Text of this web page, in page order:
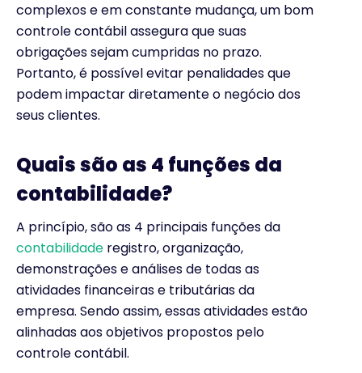
complexos e em constante mudança, um bom
controle contábil assegura que suas
obrigações sejam cumpridas no prazo.
Portanto, é possível evitar penalidades que
podem impactar diretamente o negócio dos
seus clientes.
Quais são as 4 funções da
contabilidade?
A princípio, são as 4 principais funções da
contabilidade registro, organização,
demonstrações e análises de todas as
atividades financeiras e tributárias da
empresa. Sendo assim, essas atividades estão
alinhadas aos objetivos propostos pelo
controle contábil.